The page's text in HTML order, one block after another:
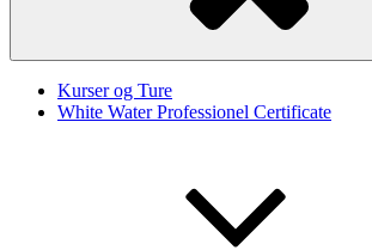
Kurser og Ture
White Water Professionel Certificate